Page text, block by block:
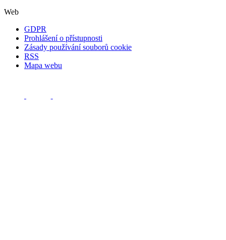
Web
GDPR
Prohlášení o přístupnosti
Zásady používání souborů cookie
RSS
Mapa webu